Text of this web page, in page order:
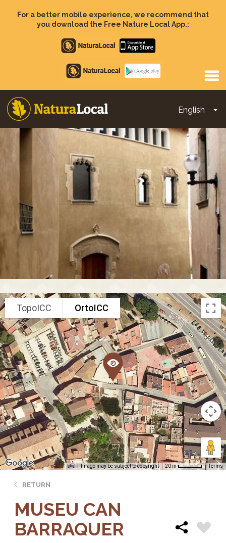
For a better mobile experience, we recommend that
you download the Free Nature Local App.:
Apple
store
Google
Play
English
Main
navigation
TopoICC OrtoICC
Image may be subject to copyright 20 m Terms
RETURN
MUSEU CAN
BARRAQUER